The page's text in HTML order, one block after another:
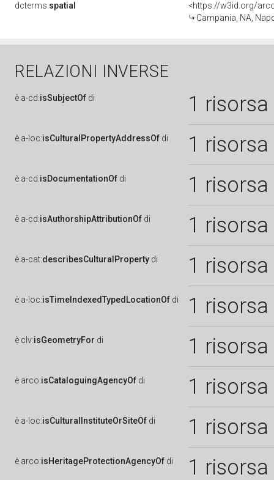
dcterms:spatial
<https://w3id.org/
Campania, NA,
RELAZIONI INVERSE
è a-cd:isSubjectOf di 1 risorsa
è a-loc:isCulturalPropertyAddressOf di 1 risorsa
è a-cd:isDocumentationOf di 1 risorsa
è a-cd:isAuthorshipAttributionOf di 1 risorsa
è a-cat:describesCulturalProperty di 1 risorsa
è a-loc:isTimeIndexedTypedLocationOf di 1 risorsa
è clv:isGeometryFor di 1 risorsa
è arco:isCataloguingAgencyOf di 1 risorsa
è a-loc:isCulturalInstituteOrSiteOf di 1 risorsa
è arco:isHeritageProtectionAgencyOf di 1 risorsa